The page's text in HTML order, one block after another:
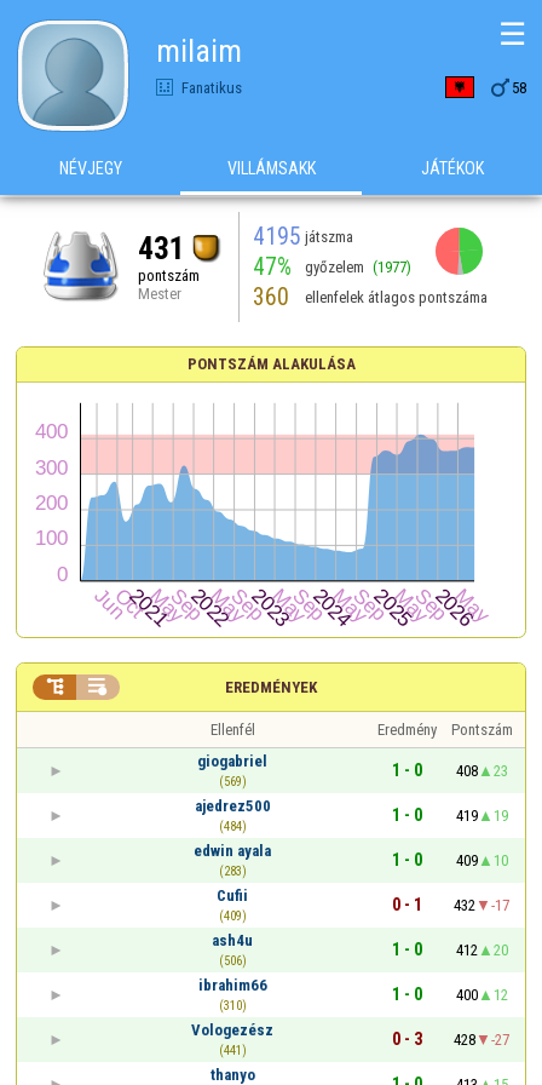
milaim
Fanatikus  58
☰
NÉVJEGY VILLÁMSAKK JÁTÉKOK
431
pontszám
Mester
4195 játszma
47% győzelem (1977)
360 ellenfelek átlagos pontszáma
PONTSZÁM ALAKULÁSA
EREDMÉNYEK
 
Ellenfél Eredmény
Pontszám
giogabriel
(569)
1 - 0 408
23
ajedrez500
(484)
1 - 0 419
19
edwin ayala
(283)
1 - 0 409
10
Cufii
(409)
0 - 1 432
-17
ash4u
(506)
1 - 0 412
20
ibrahim66
(310)
1 - 0 400
12
Vologezész
(441)
0 - 3 428
-27
thanyo